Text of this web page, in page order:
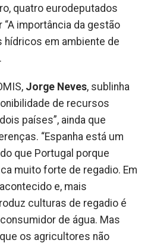
quatro eurodeputados
importância da gestão
em ambiente de
Jorge Neves, sublinha
de recursos
países”, ainda que
“Espanha está um
que Portugal porque
muito forte de regadio. Em
e, mais
culturas de regadio é
de água. Mas
os agricultores não